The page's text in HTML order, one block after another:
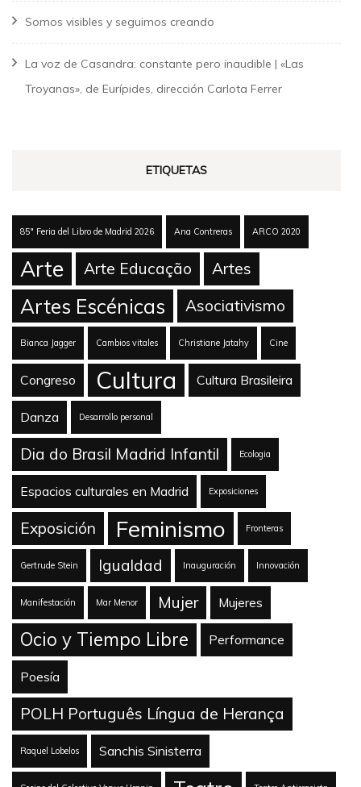
Somos visibles y seguimos creando
La voz de Casandra: constante pero inaudible | «Las
Troyanas», de Eurípides, dirección Carlota Ferrer
ETIQUETAS
85ª Feria del Libro de Madrid 2026 Ana Contreras ARCO 2020
Arte Arte Educação Artes
Artes Escénicas Asociativismo
Bianca Jagger Cambios vitales Christiane Jatahy Cine
Congreso Cultura Cultura Brasileira
Danza Desarrollo personal
Dia do Brasil Madrid Infantil Ecologia
Espacios culturales en Madrid Exposiciones
Exposición Feminismo Fronteras
Gertrude Stein Igualdad Inauguración Innovación
Manifestación Mar Menor Mujer Mujeres
Ocio y Tiempo Libre Performance
Poesía
POLH Português Língua de Herança
Raquel Lobelos Sanchis Sinisterra